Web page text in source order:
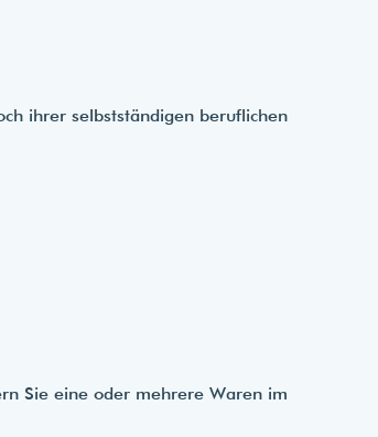
ihrer selbstständigen beruflichen
Sie eine oder mehrere Waren im